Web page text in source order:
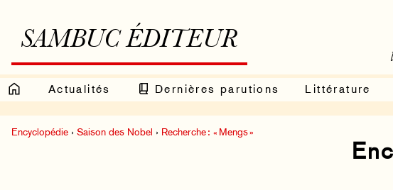
SAMBUC ÉDITEUR
Actualités Dernières parutions Littérature
Encyclopédie › Saison des Nobel › Recherche : « Mengs »